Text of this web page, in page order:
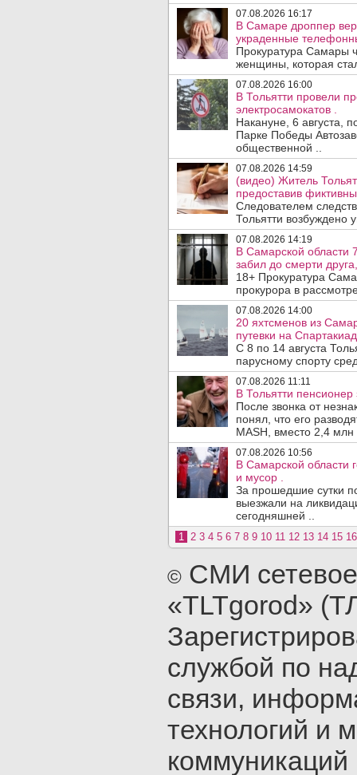
07.08.2026 16:17
В Самаре дроппер
украденные
Прокуратура Самары
женщины, которая
07.08.2026 16:00
В Тольятти провели
электросамокатов .
Накануне, 6 августа,
Парке Победы
общественной ..
07.08.2026 14:59
(видео) Житель
предоставив
Следователем
Тольятти возбуждено
07.08.2026 14:19
В Самарской области
забил до смерти
18+ Прокуратура
прокурора в
07.08.2026 14:00
20 яхтсменов из
путевки на
С 8 по 14 августа
парусному спорту
07.08.2026 11:11
В Тольятти
После звонка от
понял, что его
MASH, вместо 2,4 млн
07.08.2026 10:56
В Самарской области
и мусор .
За прошедшие сутки
выезжали на
сегодняшней ..
1 2 3 4 5 6 7 8 9 10 11 12 13 14 15 16
© СМИ
«TLTgorod»
службой по
связи,
технологий и